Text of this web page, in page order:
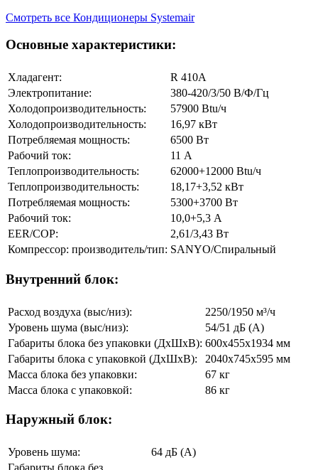
Смотреть все Кондиционеры Systemair
Основные характеристики:
Хладагент:
R 410A
Электропитание:
380-420/3/50 В/Ф/Гц
Холодопроизводительность:
57900 Btu/ч
Холодопроизводительность:
16,97 кВт
Потребляемая мощность:
6500 Вт
Рабочий ток:
11 А
Теплопроизводительность:
62000+12000 Btu/ч
Теплопроизводительность:
18,17+3,52 кВт
Потребляемая мощность:
5300+3700 Вт
Рабочий ток:
10,0+5,3 А
EER/COP:
2,61/3,43 Вт
Компрессор: производитель/тип: SANYO/Спиральный
Внутренний блок:
Расход воздуха (выс/низ):
2250/1950 м³/ч
Уровень шума (выс/низ):
54/51 дБ (А)
Габариты блока без упаковки (ДхШхВ): 600x455x1934 мм
Габариты блока с упаковкой (ДхШхВ):
2040x745x595 мм
Масса блока без упаковки:
67 кг
Масса блока с упаковкой:
86 кг
Наружный блок:
Уровень шума:
64 дБ (А)
Габариты блока без